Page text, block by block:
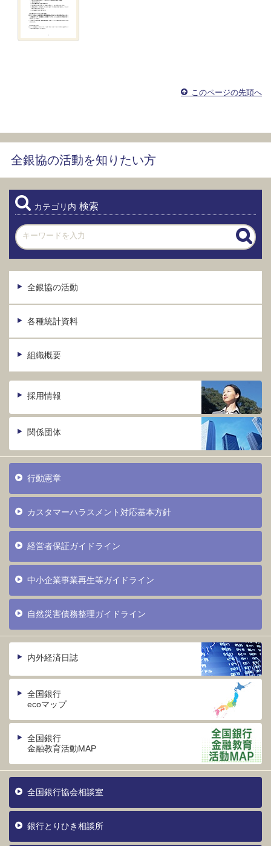
このページの先頭へ
全銀協の活動を知りたい方
カテゴリ内 検索
全銀協の活動
各種統計資料
組織概要
採用情報
関係団体
行動憲章
カスタマーハラスメント対応基本方針
経営者保証ガイドライン
中小企業事業再生等ガイドライン
自然災害債務整理ガイドライン
内外経済日誌
全国銀行
ecoマップ
全国銀行
金融教育活動MAP
全国銀行協会相談室
銀行とりひき相談所